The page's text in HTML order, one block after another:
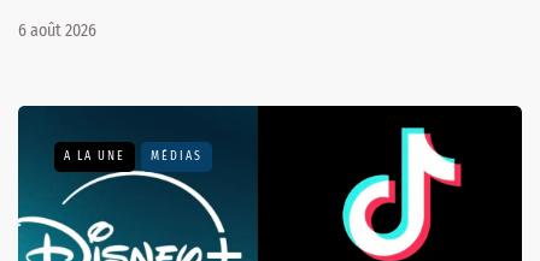
6 août 2026
A LA UNE MÉDIAS